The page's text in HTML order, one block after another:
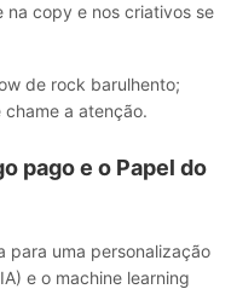
na copy e nos criativos se
de rock barulhento;
a atenção.
pagoe o Papel do
para uma personalização
e o machine learning